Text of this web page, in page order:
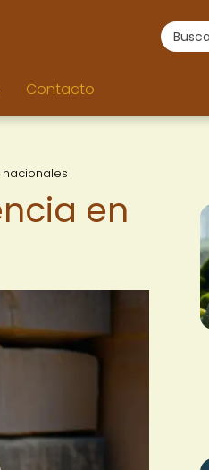
Contacto
en